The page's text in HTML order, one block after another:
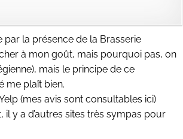
la présence de la Brasserie
à mon goût, mais pourquoi pas, on
mais le principe de ce
me plaît bien.
(mes avis sont consultables ici)
y a d’autres sites très sympas pour